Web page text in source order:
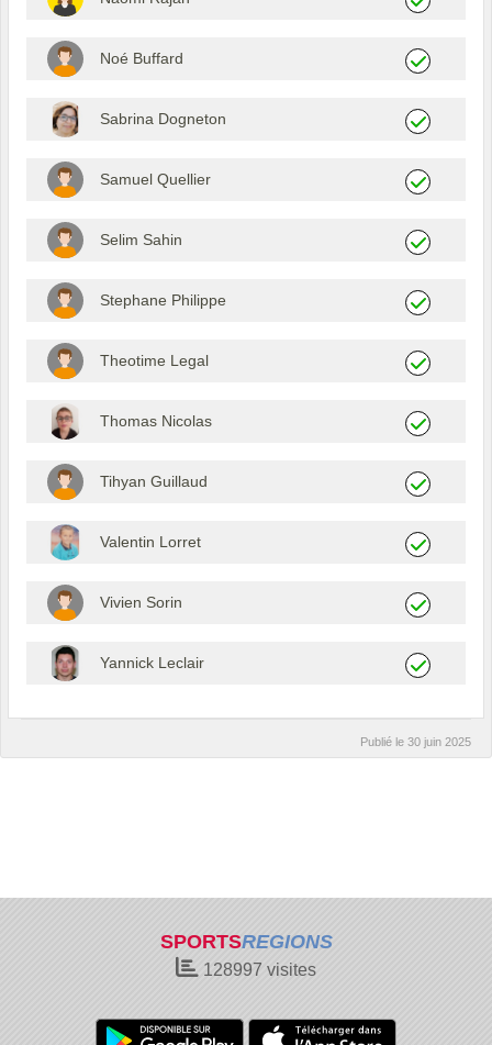
Noé Buffard
Sabrina Dogneton
Samuel Quellier
Selim Sahin
Stephane Philippe
Theotime Legal
Thomas Nicolas
Tihyan Guillaud
Valentin Lorret
Vivien Sorin
Yannick Leclair
Publié le 30 juin 2025
SPORTSREGIONS
128997 visites